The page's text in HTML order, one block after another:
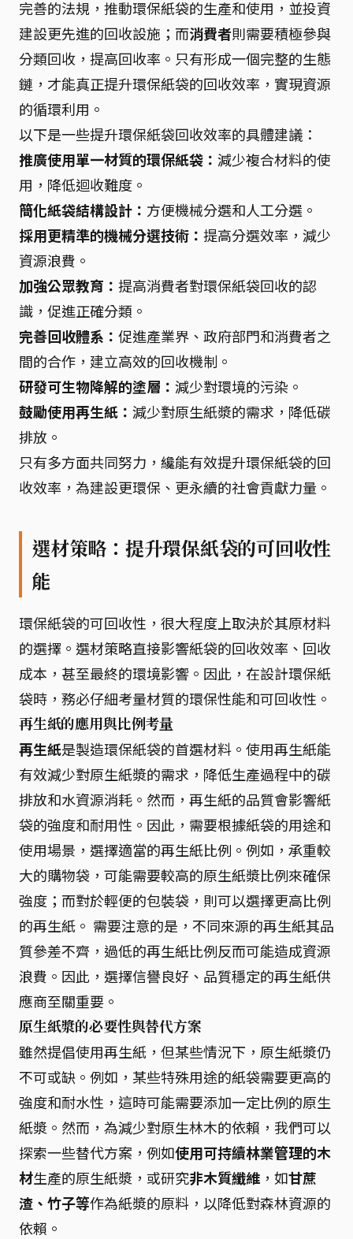
完善的法規，推動環保紙袋的生產和使用，並投資
建設更先進的回收設施；而消費者則需要積極參與
分類回收，提高回收率。只有形成一個完整的生態
鏈，才能真正提升環保紙袋的回收效率，實現資源
的循環利用。
以下是一些提升環保紙袋回收效率的具體建議：
推廣使用單一材質的環保紙袋： 減少複合材料的使
用，降低迴收難度。
簡化紙袋結構設計： 方便機械分選和人工分選。
採用更精準的機械分選技術： 提高分選效率，減少
資源浪費。
加強公眾教育： 提高消費者對環保紙袋回收的認
識，促進正確分類。
完善回收體系： 促進產業界、政府部門和消費者之
間的合作，建立高效的回收機制。
研發可生物降解的塗層： 減少對環境的污染。
鼓勵使用再生紙： 減少對原生紙漿的需求，降低碳
排放。
只有多方面共同努力，纔能有效提升環保紙袋的回
收效率，為建設更環保、更永續的社會貢獻力量。
選材策略：提升環保紙袋的可回收性
能
環保紙袋的可回收性，很大程度上取決於其原材料
的選擇。選材策略直接影響紙袋的回收效率、回收
成本，甚至最終的環境影響。因此，在設計環保紙
袋時，務必仔細考量材質的環保性能和可回收性。
再生紙的應用與比例考量
再生紙是製造環保紙袋的首選材料。使用再生紙能
有效減少對原生紙漿的需求，降低生產過程中的碳
排放和水資源消耗。然而，再生紙的品質會影響紙
袋的強度和耐用性。因此，需要根據紙袋的用途和
使用場景，選擇適當的再生紙比例。例如，承重較
大的購物袋，可能需要較高的原生紙漿比例來確保
強度；而對於輕便的包裝袋，則可以選擇更高比例
的再生紙。 需要注意的是，不同來源的再生紙其品
質參差不齊，過低的再生紙比例反而可能造成資源
浪費。因此，選擇信譽良好、品質穩定的再生紙供
應商至關重要。
原生紙漿的必要性與替代方案
雖然提倡使用再生紙，但某些情況下，原生紙漿仍
不可或缺。例如，某些特殊用途的紙袋需要更高的
強度和耐水性，這時可能需要添加一定比例的原生
紙漿。然而，為減少對原生林木的依賴，我們可以
探索一些替代方案，例如使用可持續林業管理的木
材生產的原生紙漿，或研究非木質纖維 ，如甘蔗
渣、竹子等作為紙漿的原料，以降低對森林資源的
依賴。